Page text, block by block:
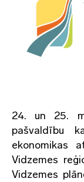
24. un 25.
pašvaldību
ekonomikas
Vidzemes
Vidzemes